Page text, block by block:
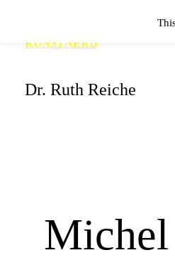
KUNSTNERD
Dr. Ruth Reiche